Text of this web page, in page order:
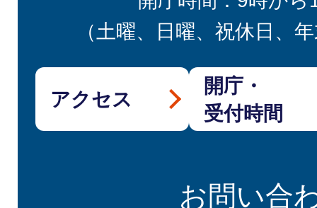
（土曜、日曜、祝休日、
アクセス
開庁・
受付時間
お問い合